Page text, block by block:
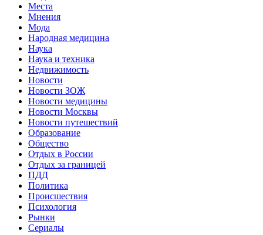
Места
Мнения
Мода
Народная медицина
Наука
Наука и техника
Недвижимость
Новости
Новости ЗОЖ
Новости медицины
Новости Москвы
Новости путешествий
Образование
Общество
Отдых в России
Отдых за границей
ПДД
Политика
Происшествия
Психология
Рынки
Сериалы